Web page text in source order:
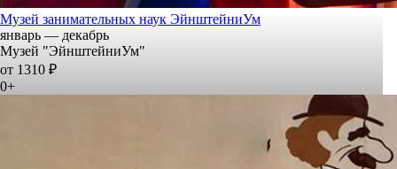
Музей занимательных наук ЭйнштейниУм
январь — декабрь
Музей "ЭйнштейниУм"
от 1310 ₽
0+